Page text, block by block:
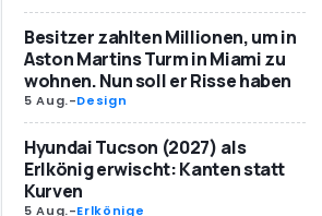
Besitzer zahlten Millionen, um in
Aston Martins Turm in Miami zu
wohnen. Nun soll er Risse haben
5 Aug.-Design
Hyundai Tucson (2027) als
Erlkönig erwischt: Kanten statt
Kurven
5 Aug.-Erlkönige